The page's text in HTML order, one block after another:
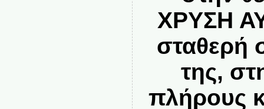
ΧΡΥΣΗ
σταθερή
της,
πλήρους